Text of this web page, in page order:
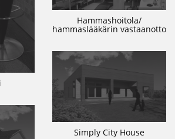
Hammashoitola/
hammaslääkärin vastaanotto
Simply City House